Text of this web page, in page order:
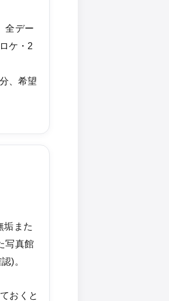
全デー
ケ・2
、希望
垢また
写真館
)。
おくと